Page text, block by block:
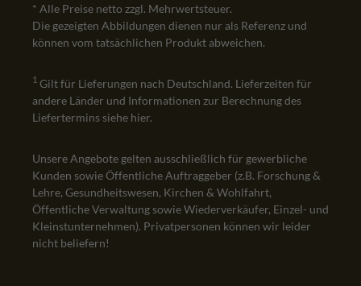
* Alle Preise netto zzgl. Mehrwertsteuer.
Die gezeigten Abbildungen dienen nur als Referenz und
können vom tatsächlichen Produkt abweichen.
1 Gilt für Lieferungen nach Deutschland. Lieferzeiten für
andere Länder und Informationen zur Berechnung des
Liefertermins siehe hier.
Unsere Angebote gelten ausschließlich für gewerbliche
Kunden sowie Öffentliche Auftraggeber (z.B. Forschung &
Lehre, Gesundheitswesen, Kirchen & Wohlfahrt,
Öffentliche Verwaltung sowie Wiederverkäufer, Einzel- und
Kleinstunternehmen). Privatpersonen können wir leider
nicht beliefern!